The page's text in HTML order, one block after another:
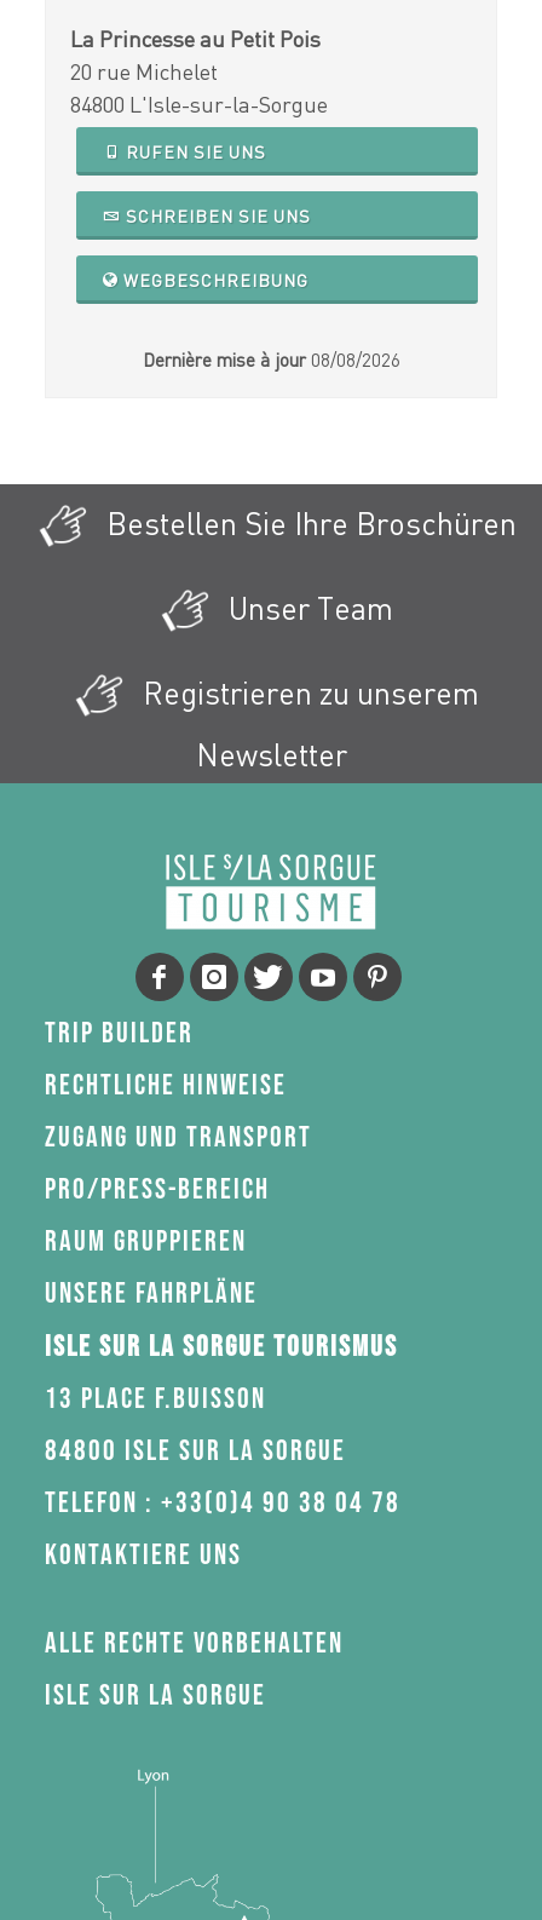
La Princesse au Petit Pois
20 rue Michelet
84800 L'Isle-sur-la-Sorgue
RUFEN SIE UNS
SCHREIBEN SIE UNS
WEGBESCHREIBUNG
Dernière mise à jour 08/08/2026
Bestellen Sie Ihre Broschüren
Unser Team
Registrieren zu unserem
Newsletter
Trip Builder
Rechtliche Hinweise
Zugang und Transport
Pro/Press-Bereich
Raum gruppieren
Unsere Fahrpläne
Isle sur la Sorgue Tourismus
13 Place F.Buisson
84800 Isle sur la Sorgue
Telefon : +33(0)4 90 38 04 78
Kontaktiere uns
Alle Rechte vorbehalten
Isle sur la Sorgue